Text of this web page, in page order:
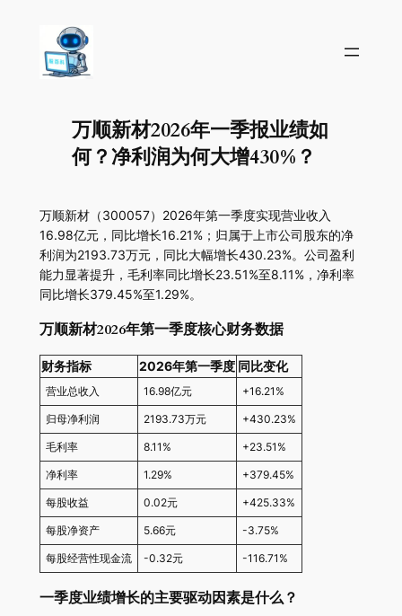
万顺新材2026年一季报业绩如
何？净利润为何大增430%？
万顺新材（300057）2026年第一季度实现营业收入
16.98亿元，同比增长16.21%；归属于上市公司股东的净
利润为2193.73万元，同比大幅增长430.23%。公司盈利
能力显著提升，毛利率同比增长23.51%至8.11%，净利率
同比增长379.45%至1.29%。
万顺新材2026年第一季度核心财务数据
财务指标 2026年第一季度 同比变化
营业总收入 16.98亿元 +16.21%
归母净利润 2193.73万元 +430.23%
毛利率 8.11% +23.51%
净利率 1.29% +379.45%
每股收益 0.02元 +425.33%
每股净资产 5.66元 -3.75%
每股经营性现金流 -0.32元 -116.71%
一季度业绩增长的主要驱动因素是什么？